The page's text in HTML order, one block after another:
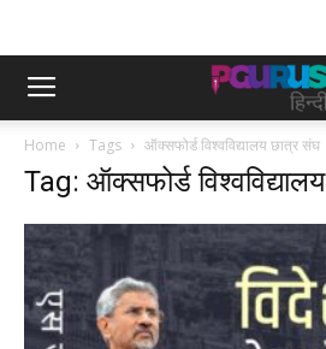
Home Tags ऑक्सफोर्ड विश्वविद्यालय छात्र संघ
Tag: ऑक्सफोर्ड